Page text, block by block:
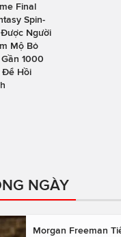
Final
Spin-
Người
Mộ Bỏ
Gần 1000
Hồi
NGÀY
Morgan Freeman